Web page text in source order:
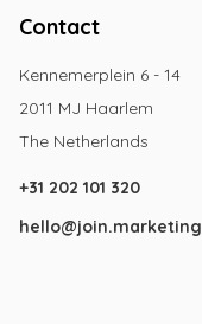
Contact
Kennemerplein 6 - 14
2011 MJ Haarlem
The Netherlands
+31 202 101 320
hello@join.marketing